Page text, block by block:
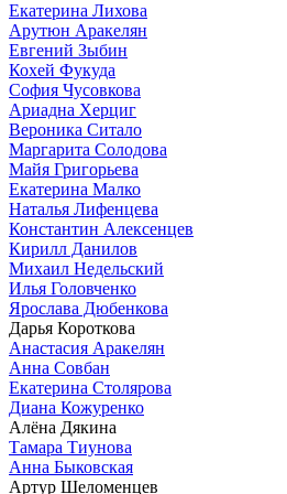
Екатерина Лихова
Арутюн Аракелян
Евгений Зыбин
Кохей Фукуда
София Чусовкова
Ариадна Херциг
Вероника Ситало
Маргарита Солодова
Майя Григорьева
Екатерина Малко
Наталья Лифенцева
Константин Алексенцев
Кирилл Данилов
Михаил Недельский
Илья Головченко
Ярослава Дюбенкова
Дарья Короткова
Анастасия Аракелян
Анна Совбан
Екатерина Столярова
Диана Кожуренко
Алёна Дякина
Тамара Тиунова
Анна Быковская
Артур Шеломенцев